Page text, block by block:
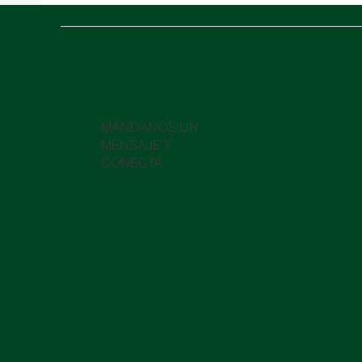
10 costos logísticos ocultos
que podrían estar
​MÁNDANOS UN
MENSAJE Y
CONECTA